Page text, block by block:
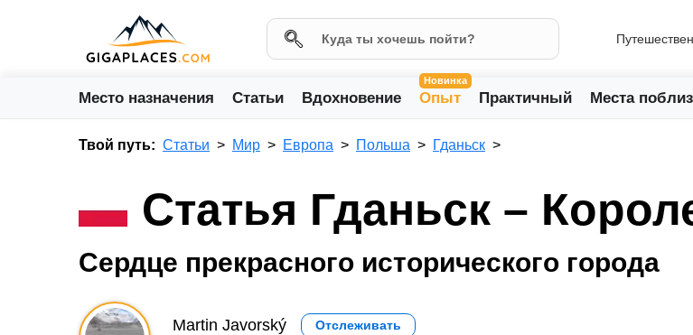
Место назначения Статьи Вдохновение
Новинка
Опыт Практичный Места
Твой путь: Статьи Мир Европа Польша Гданьск
Статья Гданьск –
Сердце прекрасного исторического города
Martin Javorský Отслеживать